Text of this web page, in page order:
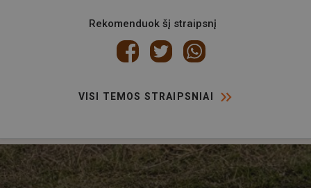
Rekomenduok šį straipsnį
VISI TEMOS STRAIPSNIAI